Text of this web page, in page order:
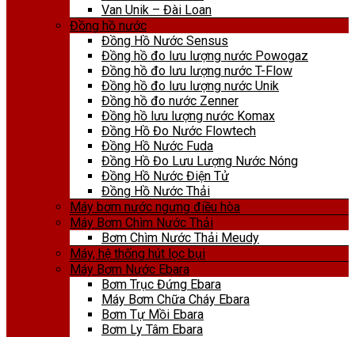
Van Unik – Đài Loan
Đồng hồ nước
Đồng Hồ Nước Sensus
Đồng hồ đo lưu lượng nước Powogaz
Đồng hồ đo lưu lượng nước T-Flow
Đồng hồ đo lưu lượng nước Unik
Đồng hồ đo nước Zenner
Đồng hồ lưu lượng nước Komax
Đồng Hồ Đo Nước Flowtech
Đồng Hồ Nước Fuda
Đồng Hồ Đo Lưu Lượng Nước Nóng
Đồng Hồ Nước Điện Tử
Đồng Hồ Nước Thải
Máy bơm nước ngưng điều hòa
Máy Bơm Chìm Nước Thải
Bơm Chìm Nước Thải Meudy
Máy, hệ thống hút lọc bụi
Máy Bơm Nước Ebara
Bơm Trục Đứng Ebara
Máy Bơm Chữa Cháy Ebara
Bơm Tự Mồi Ebara
Bơm Ly Tâm Ebara